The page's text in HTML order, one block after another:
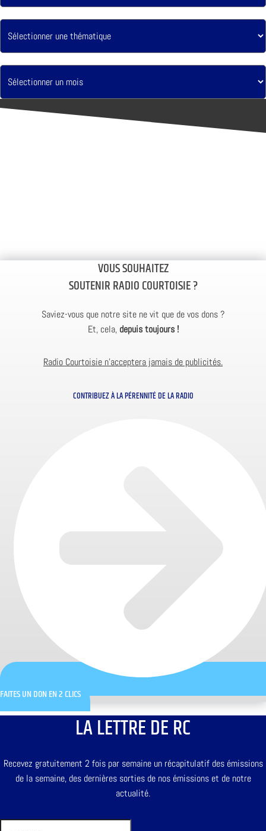
VOUS SOUHAITEZ
SOUTENIR RADIO COURTOISIE ?
Saviez-vous que notre site ne vit que de vos dons ?
Et, cela, depuis toujours !
Radio Courtoisie n’acceptera jamais de publicités.
CONTRIBUEZ À LA PÉRENNITÉ DE LA RADIO
FAITES UN DON EN 2 CLICS
LA LETTRE DE RC
Recevez gratuitement 2 fois par semaine un récapitulatif des émissions
de la semaine, des dernières sorties de nos émissions et de notre
actualité.